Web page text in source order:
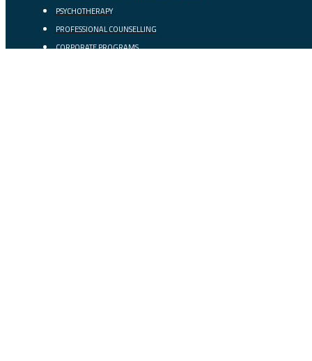
PSYCHOTHERAPY
PROFESSIONAL COUNSELLING
CORPORATE PROGRAMS